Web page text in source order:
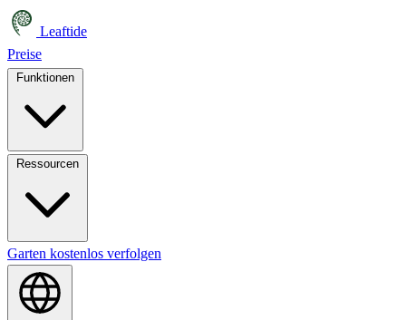
Leaftide
Preise
Garten kostenlos verfolgen